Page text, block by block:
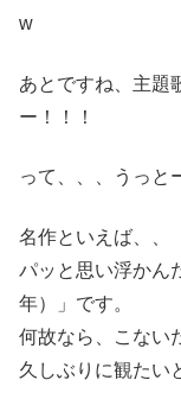
w
あとですね、主題
ー！！！
って、、、うっと
名作といえば、、
パッと思い浮かん
年）」です。
何故なら、こない
久しぶりに観たい